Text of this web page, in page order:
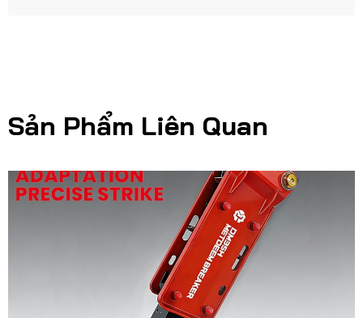
Sản Phẩm Liên Quan